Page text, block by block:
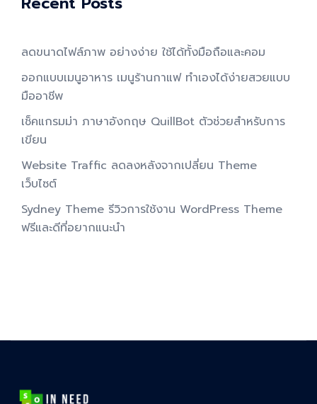
ลดขนาดไฟล์ภาพ อย่างง่าย ใช้ได้ทั้งมือถือและคอม
ออกแบบเมนูอาหาร เมนูร้านกาแฟ ทำเองได้ง่ายสวยแบบ
มืออาชีพ
เช็คแกรมม่า ภาษาอังกฤษ QuillBot ตัวช่วยสำหรับการ
เขียน
Website Traffic ลดลงหลังจากเปลี่ยน Theme
เว็บไซต์
Sydney Theme รีวิวการใช้งาน WordPress Theme
ฟรีและดีที่อยากแนะนำ